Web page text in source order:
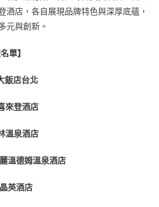
酒店，各自展現品牌特色與深厚底蘊，
元與創新。
單】
飯店台北
來登酒店
溫泉酒店
溫德姆溫泉酒店
英酒店